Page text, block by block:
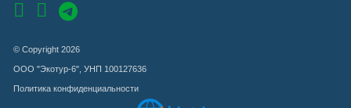
© Copyright 2026
ООО "Экотур-6", УНП 100127636
Политика конфиденциальности